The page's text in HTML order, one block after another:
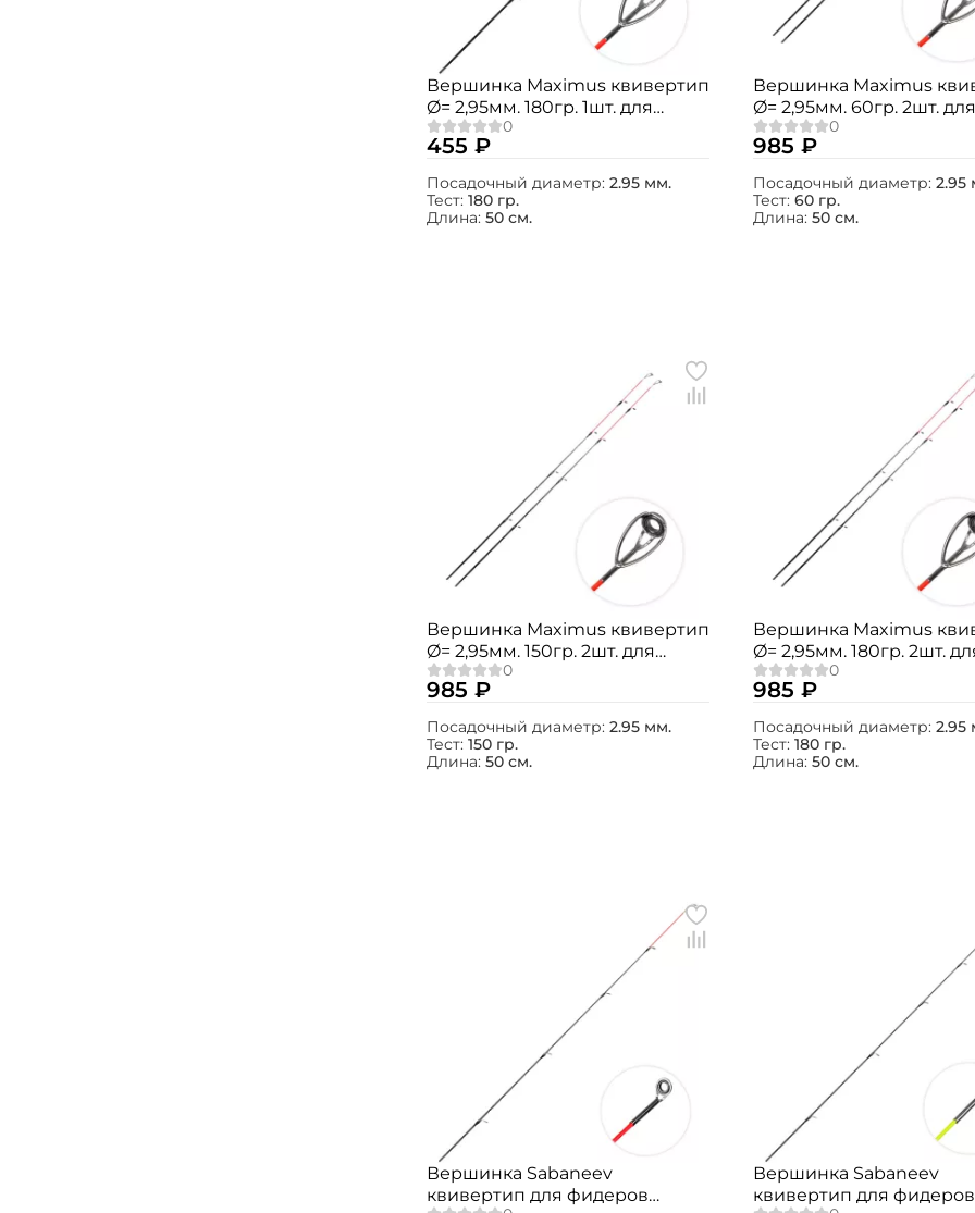
Вершинка Maximus квивертип
Ø= 2,95мм. 180гр. 1шт. для
Agent-X / Jasper / Integro
455 ₽
Посадочный диаметр: 2.95 мм.
Тест: 180 гр.
Длина: 50 см.
Вершинка Maximus
Ø= 2,95мм. 60гр. 2шт. для
Agent-X / Jasper / Integro
985 ₽
Посадочный диаметр: 2.95
Тест: 60 гр.
Длина: 50 см.
Вершинка Maximus квивертип
Ø= 2,95мм. 150гр. 2шт. для
Agent-X / Jasper / Integro
985 ₽
Посадочный диаметр: 2.95 мм.
Тест: 150 гр.
Длина: 50 см.
Вершинка Maximus
Ø= 2,95мм. 180гр. 2шт.
Agent-X / Jasper / Integro
985 ₽
Посадочный диаметр: 2.95
Тест: 180 гр.
Длина: 50 см.
Вершинка Sabaneev
квивертип для фидеров
Вершинка Sabaneev
квивертип для фидеров
Email: *